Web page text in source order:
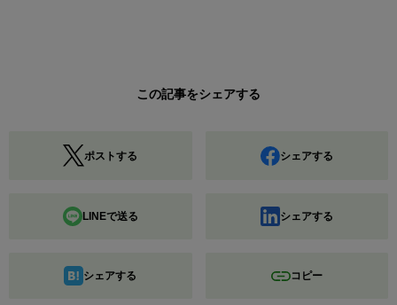
この記事をシェアする
ポストする シェアする
LINEで送る シェアする
シェアする コピー